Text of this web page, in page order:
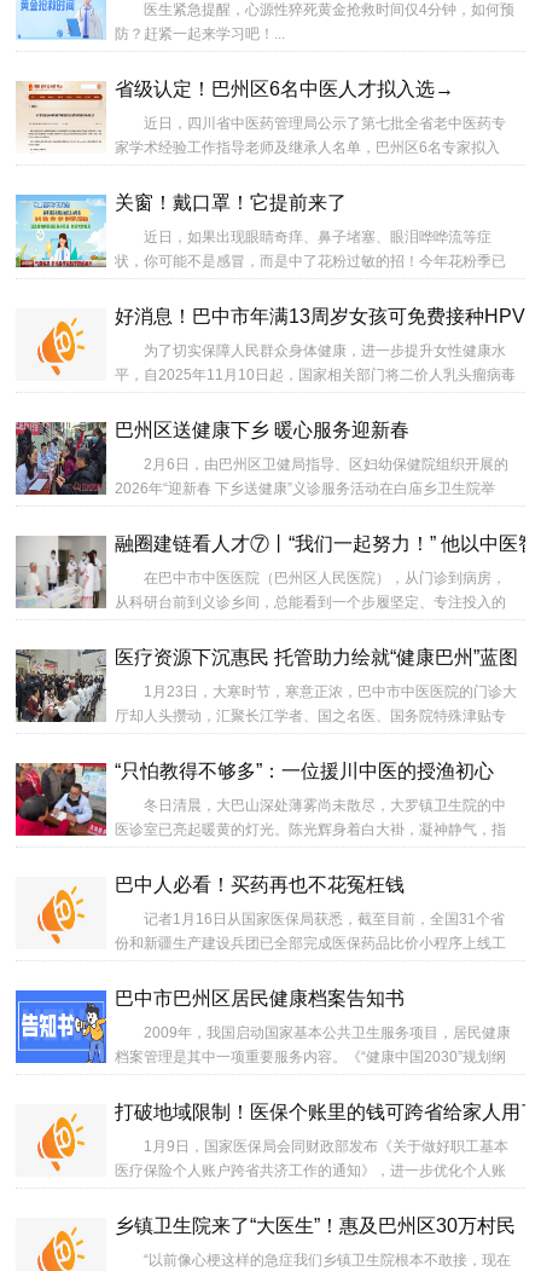
医生紧急提醒，心源性猝死黄金抢救时间仅4分钟，如何预
防？赶紧一起来学习吧！...
省级认定！巴州区6名中医人才拟入选→
近日，四川省中医药管理局公示了第七批全省老中医药专
家学术经验工作指导老师及继承人名单，巴州区6名专家拟入
家学术经验继承工作指导老师，蒲懁、周明亮、汪音帆、刘婵
关窗！戴口罩！它提前来了
近日，如果出现眼睛奇痒、鼻子堵塞、眼泪哗哗流等症
状，你可能不是感冒，而是中了花粉过敏的招！今年花粉季已
好消息！巴中市年满13周岁女孩可免费接种HPV
为了切实保障人民群众身体健康，进一步提升女性健康水
平，自2025年11月10日起，国家相关部门将二价人乳头瘤病毒
巴州区送健康下乡 暖心服务迎新春
2月6日，由巴州区卫健局指导、区妇幼保健院组织开展的
2026年“迎新春 下乡送健康”义诊服务活动在白庙乡卫生院举
口享受到便捷、专业的医疗服务，度过一个健康祥和的新春佳
融圈建链看人才⑦丨“我们一起努力！” 他以中医
在巴中市中医医院（巴州区人民医院），从门诊到病房，
从科研台前到义诊乡间，总能看到一个步履坚定、专注投入的
师穆大成。...
医疗资源下沉惠民 托管助力绘就“健康巴州”蓝图
1月23日，大寒时节，寒意正浓，巴中市中医医院的门诊大
厅却人头攒动，汇聚长江学者、国之名医、国务院特殊津贴专
提供免费的诊疗与健康咨询服务。...
“只怕教得不够多”：一位援川中医的授渔初心
冬日清晨，大巴山深处薄雾尚未散尽，大罗镇卫生院的中
医诊室已亮起暖黄的灯光。陈光辉身着白大褂，凝神静气，指
望。...
巴中人必看！买药再也不花冤枉钱
记者1月16日从国家医保局获悉，截至目前，全国31个省
份和新疆生产建设兵团已全部完成医保药品比价小程序上线工
比价服务。...
巴中市巴州区居民健康档案告知书
2009年，我国启动国家基本公共卫生服务项目，居民健康
档案管理是其中一项重要服务内容。《“健康中国2030”规划纲
台互通共享、规范应用，人人拥有规范化的电子健康档案和功
发展，建立居民健康档案已成为提高全民健康水平、优化医疗
资源配置的重要举措。...
打破地域限制！医保个账里的钱可跨省给家人用了
1月9日，国家医保局会同财政部发布《关于做好职工基本
医疗保险个人账户跨省共济工作的通知》，进一步优化个人账
医疗保险个人账户共济范围从省内拓展至全国。...
乡镇卫生院来了“大医生”！惠及巴州区30万村民
“以前像心梗这样的急症我们乡镇卫生院根本不敢接，现在